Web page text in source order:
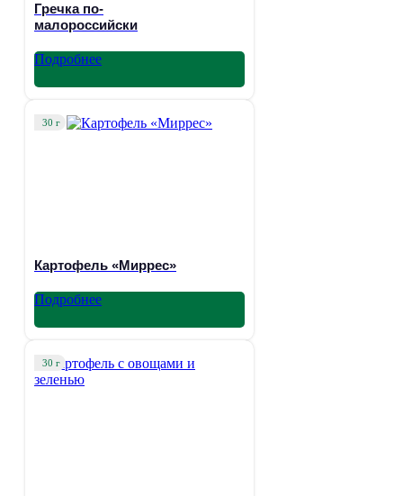
Гречка по-
малороссийски
Подробнее
30 г
Картофель «Миррес»
Подробнее
30 г